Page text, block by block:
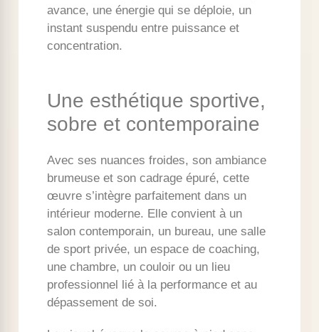
avance, une énergie qui se déploie, un
instant suspendu entre puissance et
concentration.
Une esthétique sportive,
sobre et contemporaine
Avec ses nuances froides, son ambiance
brumeuse et son cadrage épuré, cette
œuvre s’intègre parfaitement dans un
intérieur moderne. Elle convient à un
salon contemporain, un bureau, une salle
de sport privée, un espace de coaching,
une chambre, un couloir ou un lieu
professionnel lié à la performance et au
dépassement de soi.